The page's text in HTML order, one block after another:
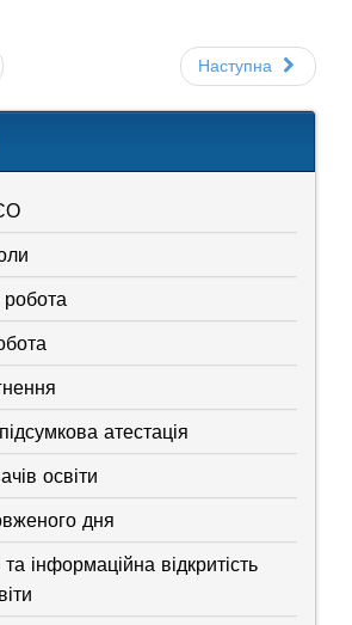
Наступна
атестація
освіти
дня
інформаційна відкритість